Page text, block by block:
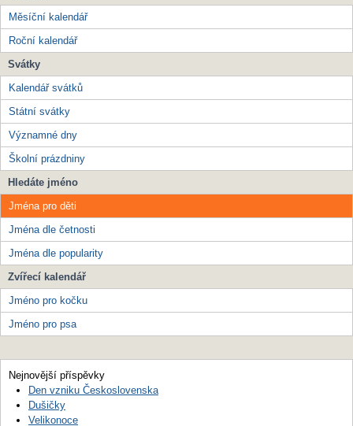
Měsíční kalendář
Roční kalendář
Svátky
Kalendář svátků
Státní svátky
Významné dny
Školní prázdniny
Hledáte jméno
Jména pro děti
Jména dle četnosti
Jména dle popularity
Zvířecí kalendář
Jméno pro kočku
Jméno pro psa
Nejnovější příspěvky
Den vzniku Československa
Dušičky
Velikonoce